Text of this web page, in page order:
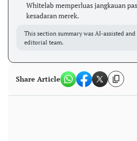
Whitelab memperluas jangkauan
kesadaran merek.
This section summary was AI-assisted
editorial team.
Share Article